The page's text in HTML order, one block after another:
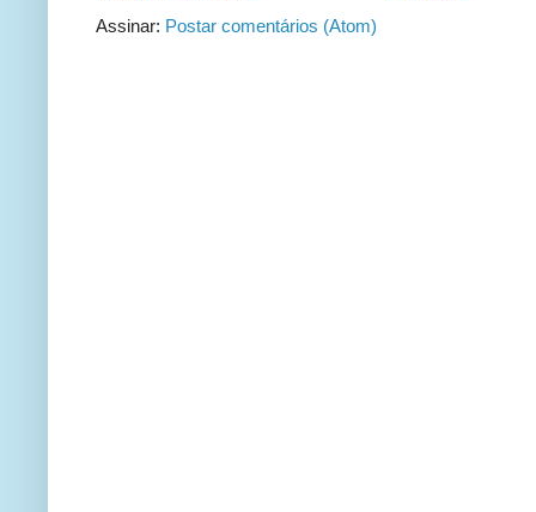
Assinar: Postar comentários (Atom)